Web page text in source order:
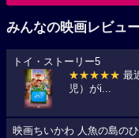
みんなの映画レビュ
トイ・ストーリー5
★★★★★ 最
児）がi...
映画ちいかわ 人魚の島の